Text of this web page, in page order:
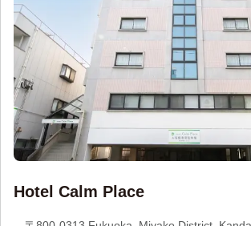
Hotel Calm Place